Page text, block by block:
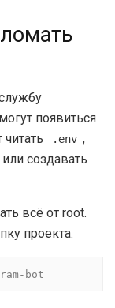
появиться
.env ,
создавать
всё от root.
проекта.
bot